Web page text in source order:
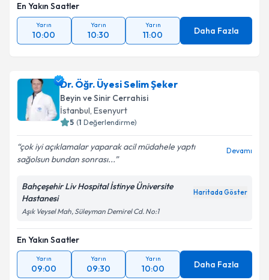
En Yakın Saatler
Yarın
10:00
Yarın
10:30
Yarın
11:00 Daha Fazla
Dr. Öğr. Üyesi Selim Şeker
Beyin ve Sinir Cerrahisi
İstanbul, Esenyurt
5 (1 Değerlendirme)
çok iyi açıklamalar yaparak acil müdahele yaptı
sağolsun bundan sonrası...
Devamı
Bahçeşehir Liv Hospital İstinye Üniversite
Hastanesi
Haritada Göster
Aşık Veysel Mah, Süleyman Demirel Cd. No:1
En Yakın Saatler
Yarın
09:00
Yarın
09:30
Yarın
10:00 Daha Fazla